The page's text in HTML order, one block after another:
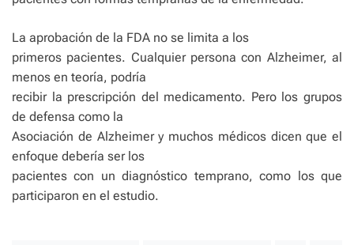
La aprobación de la FDA no se limita a los
primeros pacientes. Cualquier persona con Alzheimer, al
menos en teoría, podría
recibir la prescripción del medicamento. Pero los grupos
de defensa como la
Asociación de Alzheimer y muchos médicos dicen que el
enfoque debería ser los
pacientes con un diagnóstico temprano, como los que
participaron en el estudio.